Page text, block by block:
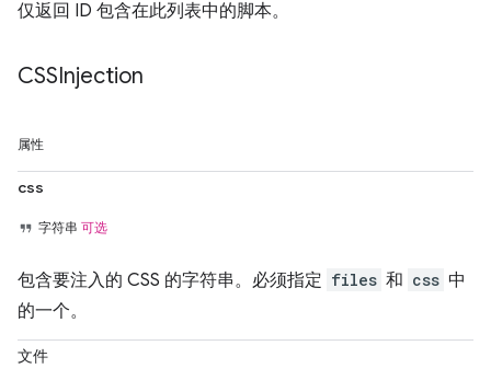
仅返回 ID 包含在此列表中的脚本。
CSSInjection
属性
css
字符串 可选
包含要注入的 CSS 的字符串。必须指定 files 和 css 中
的一个。
文件